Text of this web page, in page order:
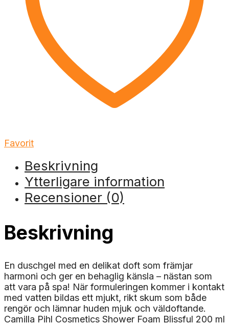
Favorit
Beskrivning
Ytterligare information
Recensioner (0)
Beskrivning
En duschgel med en delikat doft som främjar
harmoni och ger en behaglig känsla – nästan som
att vara på spa! När formuleringen kommer i kontakt
med vatten bildas ett mjukt, rikt skum som både
rengör och lämnar huden mjuk och väldoftande.
Camilla Pihl Cosmetics Shower Foam Blissful 200 ml